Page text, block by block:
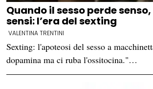
Quando il sesso perde
sensi: l’era del sexting
VALENTINA TRENTINI
Sexting: l'apoteosi del sesso a
dopamina ma ci ruba l'ossitocina."…